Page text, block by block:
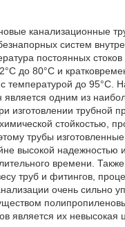
канализационные
систем
постоянных
до 80°С и
температурой до 95°С.
является одним из
изготовлении трубной
стойкостью,
трубы
высокой надежностью
времени.
труб и фитингов,
очень сильно
является их невысокая